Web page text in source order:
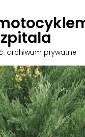
archiwum prywatne